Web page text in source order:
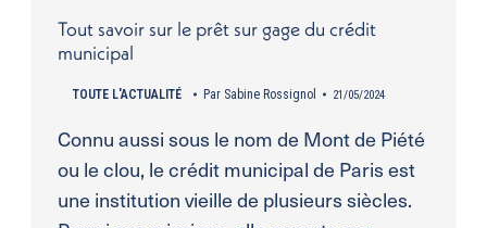
Tout savoir sur le prêt sur gage du crédit
municipal
TOUTE L'ACTUALITÉ Par Sabine Rossignol 21/05/2024
Connu aussi sous le nom de Mont de Piété
ou le clou, le crédit municipal de Paris est
une institution vieille de plusieurs siècles.